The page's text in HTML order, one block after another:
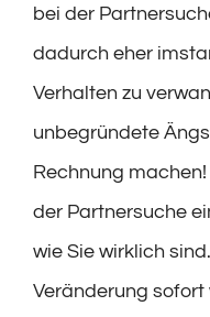
bei der
dadurch eher
Verhalten zu
unbegründete
Rechnung
der Partnersuche
wie Sie wirklich
Veränderung